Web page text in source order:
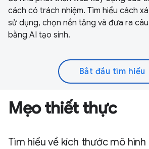
cách có trách nhiệm. Tìm hiểu cách
sử dụng, chọn nền tảng và đưa ra
bằng AI tạo sinh.
Bắt đầu tìm hiểu
Mẹo thiết thực
Tìm hiểu về kích thước mô